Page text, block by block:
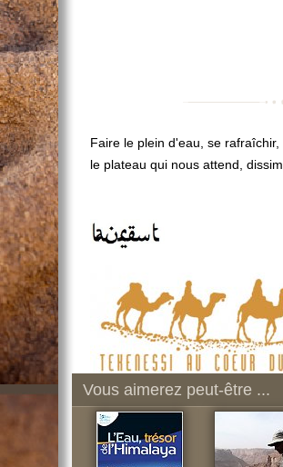
Faire le plein d'eau, se
le plateau qui nous attend,
Vous aimerez peut-être ...